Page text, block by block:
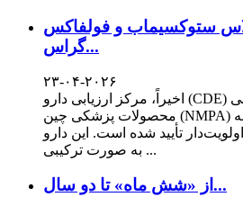
ستوکسیماب و فولفاکس
گراس...
۲۳-۰۴-۲۰۲۶
اخیراً، مرکز ارزیابی دارو (CDE) وابسته به اداره ملی
محصولات پزشکی چین (NMPA) اعلام کرد که انکورافنیب به
تأیید شده است. این دارو
به صورت ترکیبی ...
از «شش ماه» تا دو سال...